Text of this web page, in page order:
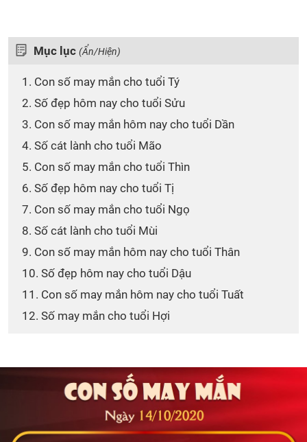
Mục lục (Ẩn/Hiện)
1. Con số may mắn cho tuổi Tý
2. Số đẹp hôm nay cho tuổi Sửu
3. Con số may mắn hôm nay cho tuổi Dần
4. Số cát lành cho tuổi Mão
5. Con số may mắn cho tuổi Thìn
6. Số đẹp hôm nay cho tuổi Tị
7. Con số may mắn cho tuổi Ngọ
8. Số cát lành cho tuổi Mùi
9. Con số may mắn hôm nay cho tuổi Thân
10. Số đẹp hôm nay cho tuổi Dậu
11. Con số may mắn hôm nay cho tuổi Tuất
12. Số may mắn cho tuổi Hợi